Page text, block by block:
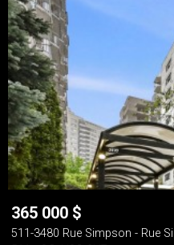
365 000 $
511-3480 Rue Simpson - Rue